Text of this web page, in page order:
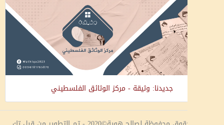
جديدنا: وثيقة - مركز الوثائق الفلسطيني